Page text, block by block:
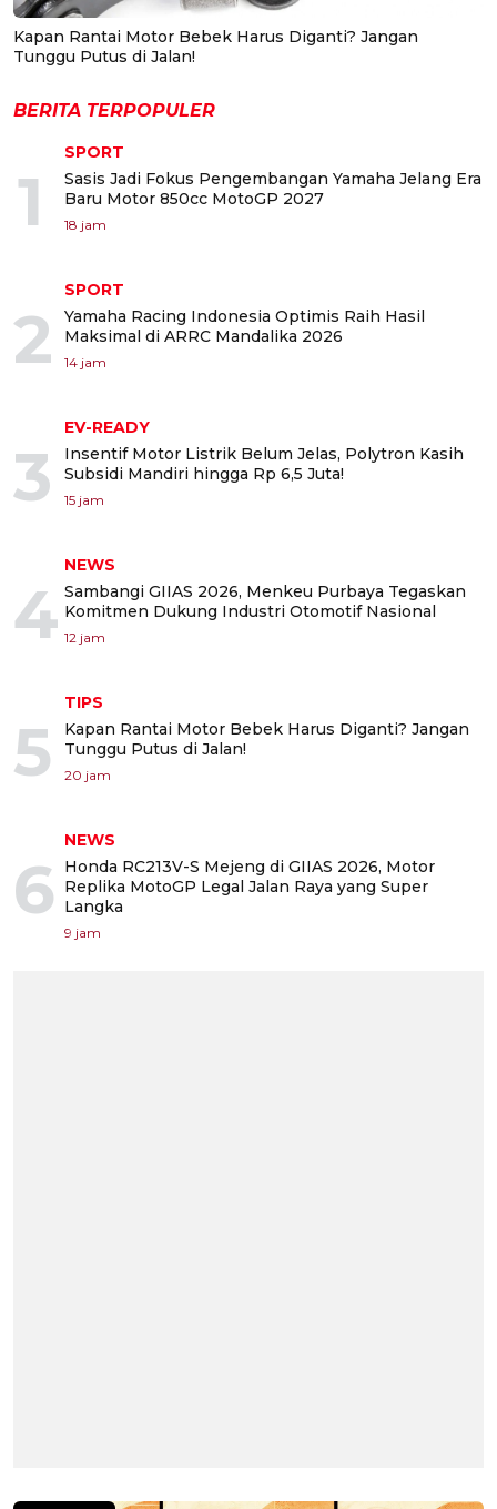
Kapan Rantai Motor Bebek Harus Diganti? Jangan
Tunggu Putus di Jalan!
BERITA TERPOPULER
1
SPORT
Sasis Jadi Fokus Pengembangan Yamaha Jelang Era
Baru Motor 850cc MotoGP 2027
18 jam
2
SPORT
Yamaha Racing Indonesia Optimis Raih Hasil
Maksimal di ARRC Mandalika 2026
14 jam
3
EV-READY
Insentif Motor Listrik Belum Jelas, Polytron Kasih
Subsidi Mandiri hingga Rp 6,5 Juta!
15 jam
4
NEWS
Sambangi GIIAS 2026, Menkeu Purbaya Tegaskan
Komitmen Dukung Industri Otomotif Nasional
12 jam
5
TIPS
Kapan Rantai Motor Bebek Harus Diganti? Jangan
Tunggu Putus di Jalan!
20 jam
6
NEWS
Honda RC213V-S Mejeng di GIIAS 2026, Motor
Replika MotoGP Legal Jalan Raya yang Super
Langka
9 jam